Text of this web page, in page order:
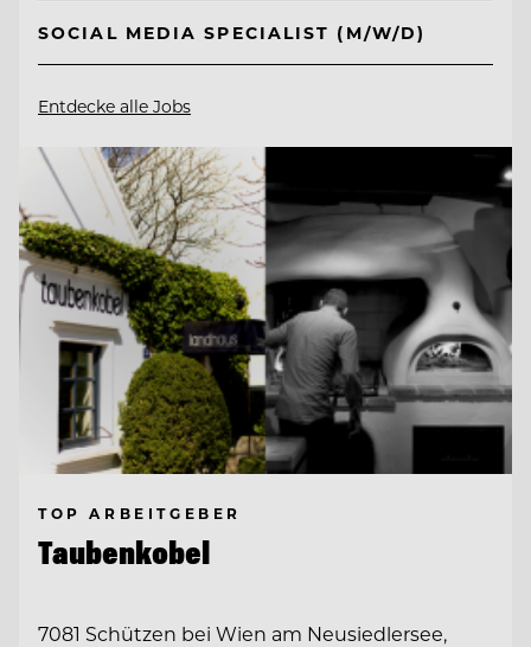
SOCIAL MEDIA SPECIALIST (M/W/D)
Entdecke alle Jobs
TOP ARBEITGEBER
Taubenkobel
7081 Schützen bei Wien am Neusiedlersee,